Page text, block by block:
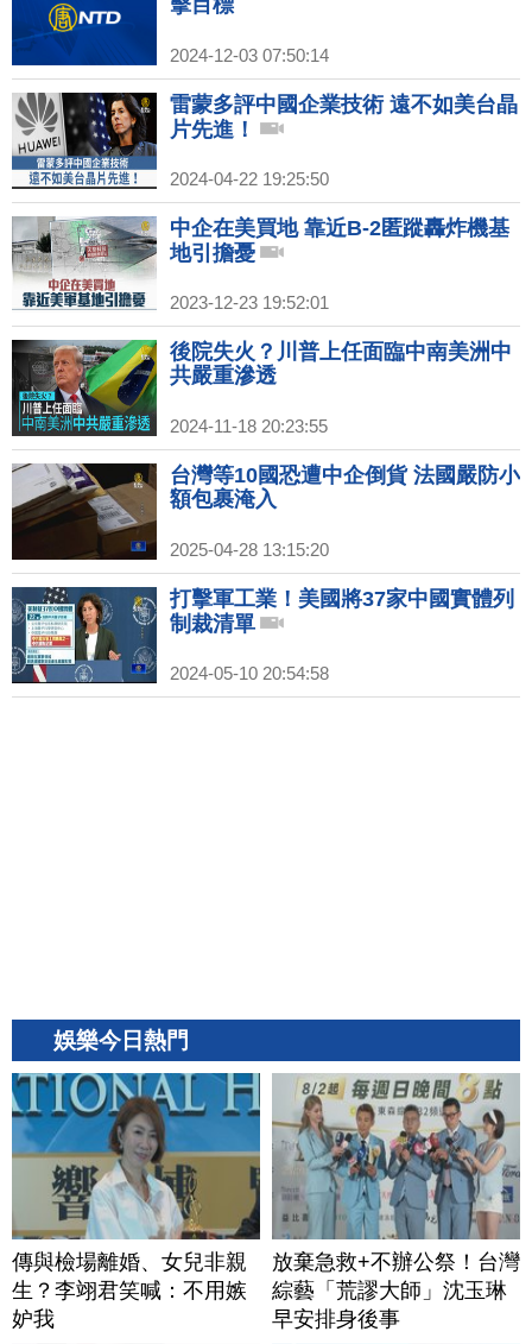
擊目標
2024-12-03 07:50:14
雷蒙多評中國企業技術 遠不如美台晶
片先進！
2024-04-22 19:25:50
中企在美買地 靠近B-2匿蹤轟炸機基
地引擔憂
2023-12-23 19:52:01
後院失火？川普上任面臨中南美洲中
共嚴重滲透
2024-11-18 20:23:55
台灣等10國恐遭中企倒貨 法國嚴防小
額包裹淹入
2025-04-28 13:15:20
打擊軍工業！美國將37家中國實體列
制裁清單
2024-05-10 20:54:58
娛樂今日熱門
傳與檢場離婚、女兒非親
生？李翊君笑喊：不用嫉
妒我
放棄急救+不辦公祭！台灣
綜藝「荒謬大師」沈玉琳
早安排身後事